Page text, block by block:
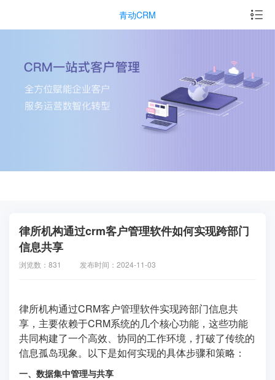
青动CRM
律所机构通过crm客户管理软件如何实现跨部门
信息共享
浏览数：831 发布时间：2024-11-03
律所机构通过CRM客户管理软件实现跨部门信息共
享，主要依赖于CRM系统的几个核心功能，这些功能
共同构建了一个高效、协同的工作环境，打破了传统的
信息孤岛现象。以下是如何实现的具体步骤和策略：
一、数据集中管理与共享